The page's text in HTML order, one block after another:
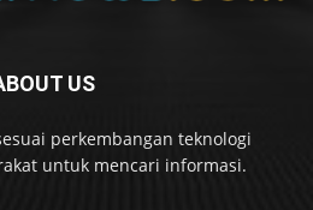
US
perkembangan teknologi
untuk mencari informasi.